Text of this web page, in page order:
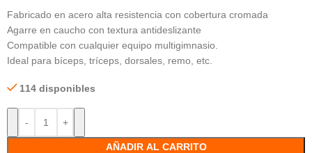
Fabricado en acero alta resistencia con cobertura cromada
Agarre en caucho con textura antideslizante
Compatible con cualquier equipo multigimnasio.
Ideal para bíceps, tríceps, dorsales, remo, etc.
114 disponibles
AÑADIR AL CARRITO